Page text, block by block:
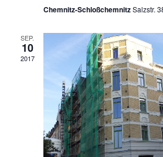
Chemnitz-SchloßchemnitzSalzstr.
SEP.
10
2017